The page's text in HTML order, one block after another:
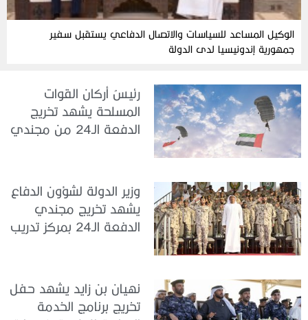
الوكيل المساعد للسياسات والاتصال الدفاعي يستقبل سفير
جمهورية إندونيسيا لدى الدولة
رئيسُ أركان القوات
المسلحة يشهد تخريج
الدفعة الـ24 من مجندي
وزير الدولة لشؤون الدفاع
يشهد تخريج مجندي
الدفعة الـ24 بمركز تدريب
نهيان بن زايد يشهد حفل
تخريج برنامج الخدمة